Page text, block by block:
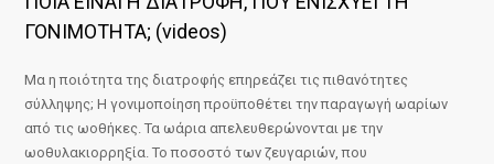
ΓΟΝΙΜΟΤΗΤΑ; (videos)
Μα η ποιότητα της διατροφής επηρεάζει τις πιθανότητες
σύλληψης; Η γονιμοποίηση προϋποθέτει την παραγωγή ωαρίων
από τις ωοθήκες. Τα ωάρια απελευθερώνονται με την
ωοθυλακιορρηξία. Το ποσοστό των ζευγαριών, που